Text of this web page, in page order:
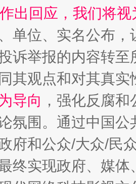
出回应，我们将
单位、实名公布
诉举报的内容转
其观点和对其真实
导向 ，强化反腐
氛围。通过中国
府和公众/大众/民
终实现政府、媒